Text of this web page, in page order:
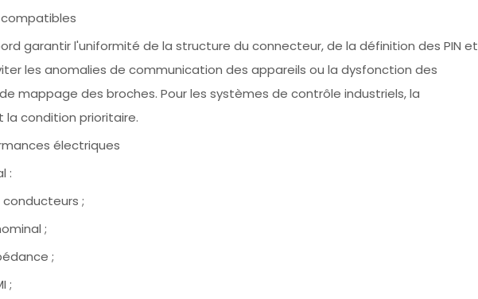
compatibles
garantir l'uniformité de la structure du connecteur, de la définition des PIN et
les anomalies de communication des appareils ou la dysfonction des
mappage des broches. Pour les systèmes de contrôle industriels, la
condition prioritaire.
électriques
:
;
;
;
;